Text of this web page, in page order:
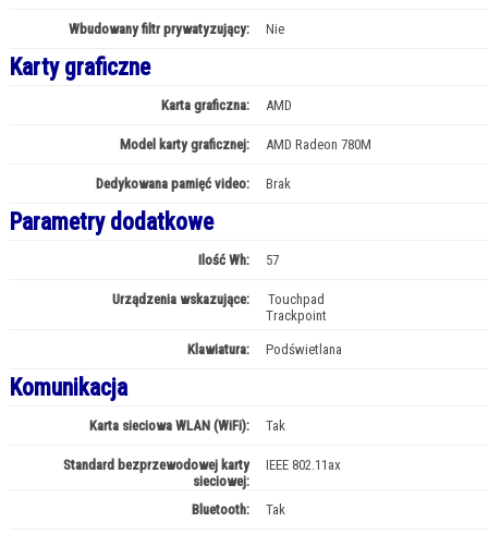
Wbudowany filtr prywatyzujący: Nie
Karty graficzne
Karta graficzna: AMD
Model karty graficznej: AMD Radeon 780M
Dedykowana pamięć video: Brak
Parametry dodatkowe
Ilość Wh: 57
Urządzenia wskazujące:
Touchpad
Trackpoint
Klawiatura: Podświetlana
Komunikacja
Karta sieciowa WLAN (WiFi): Tak
Standard bezprzewodowej karty
sieciowej:
IEEE 802.11ax
Bluetooth: Tak